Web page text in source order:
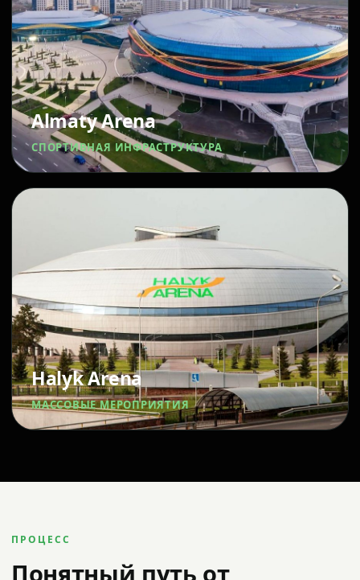
Almaty Arena
СПОРТИВНАЯ ИНФРАСТРУКТУРА
Halyk Arena
МАССОВЫЕ МЕРОПРИЯТИЯ
ПРОЦЕСС
Понятный путь от